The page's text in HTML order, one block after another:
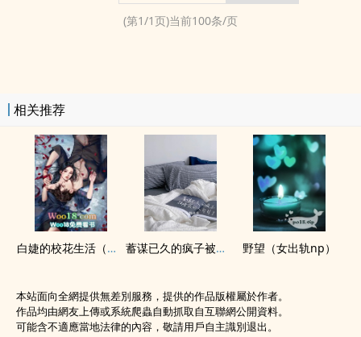
(第1/1页)当前100条/页
相关推荐
白婕的校花生活（‍­​高­H‌‍甜文） 蓄谋已久的疯子被暗恋的人勾引了 野望（女出轨np）
本站面向全網提供無差別服務，提供的作品版權屬於作者。
作品均由網友上傳或系統爬蟲自動抓取自互聯網公開資料。
可能含不適應當地法律的內容，敬請用戶自主識別退出。